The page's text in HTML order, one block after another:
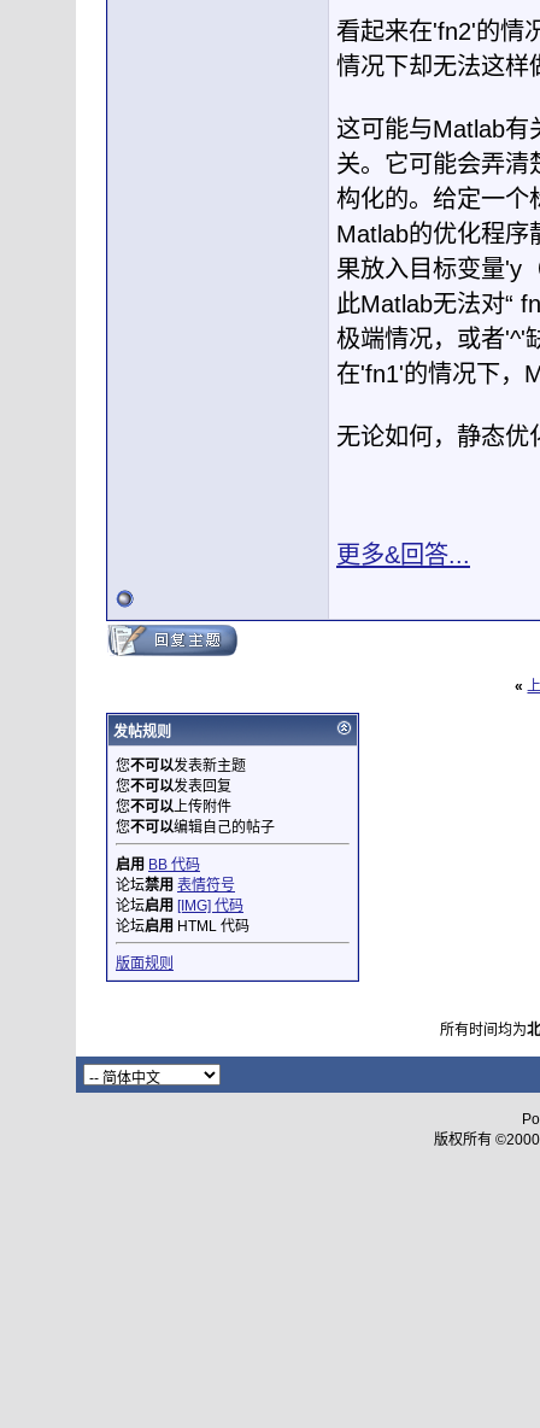
看起来在'fn2'的情
情况下却无法这样
这可能与Matlab有
关。它可能会弄清
构化的。给定一个
Matlab的优化程序
果放入目标变量'y
此Matlab无法对“
极端情况，或者'^'
在'fn1'的情况下，
无论如何，静态优
更多&回答...
«
发帖规则
您不可以发表新主题
您不可以发表回复
您不可以上传附件
您不可以编辑自己的帖子
启用 BB 代码
论坛禁用 表情符号
论坛启用 [IMG] 代码
论坛启用 HTML 代码
版面规则
所有时间均为
版权所有